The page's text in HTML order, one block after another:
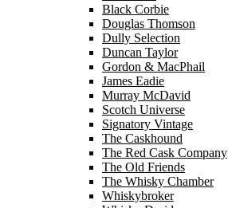
Black Corbie
Douglas Thomson
Dully Selection
Duncan Taylor
Gordon & MacPhail
James Eadie
Murray McDavid
Scotch Universe
Signatory Vintage
The Caskhound
The Red Cask Company
The Old Friends
The Whisky Chamber
Whiskybroker